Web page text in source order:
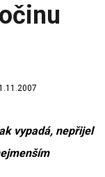
vypadá, nepřijel